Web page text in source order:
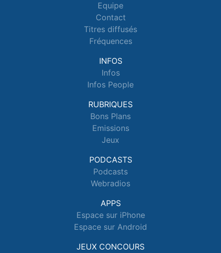
Equipe
Contact
Titres diffusés
Fréquences
INFOS
Infos
Infos People
RUBRIQUES
Bons Plans
Emissions
Jeux
PODCASTS
Podcasts
Webradios
APPS
Espace sur iPhone
Espace sur Android
JEUX CONCOURS